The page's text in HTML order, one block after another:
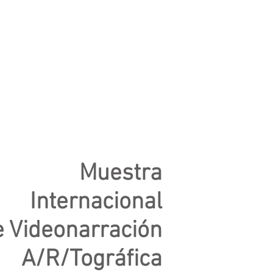
Muestra
Internacional
Videonarración
A/R/Tográfica